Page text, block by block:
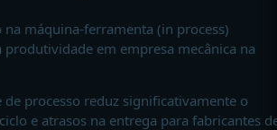
na máquina-ferramenta (in process)
produtividade em empresa mecânica na
de processo reduz significativamente o
e atrasos na entrega para fabricantes